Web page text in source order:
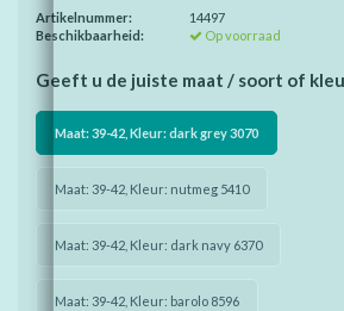
Artikelnummer:
14497
Beschikbaarheid:
Op voorraad
Geeft u de juiste maat / soort of
Maat: 39-42, Kleur: dark grey 3070
Maat: 39-42, Kleur: nutmeg 5410
Maat: 39-42, Kleur: dark navy 6370
Maat: 39-42, Kleur: barolo 8596